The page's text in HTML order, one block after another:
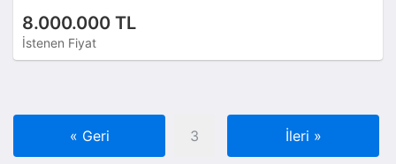
8.000.000 TL
İstenen Fiyat
« Geri 3 İleri »